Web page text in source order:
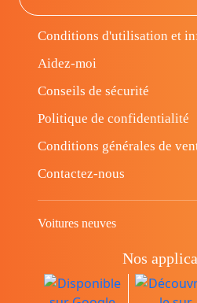
Conditions d'utilisation et
Aidez-moi
Conseils de sécurité
Politique de confidentialité
Conditions générales de
Contactez-nous
Voitures neuves
Nos